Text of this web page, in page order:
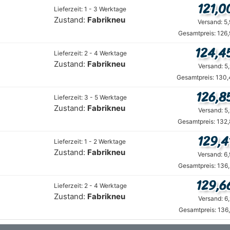
Lieferzeit: 1 - 3 Werktage
Zustand: Fabrikneu
Versand:
Gesamtpreis:
Lieferzeit: 2 - 4 Werktage
Zustand: Fabrikneu
Versand:
Gesamtpreis:
Lieferzeit: 3 - 5 Werktage
Zustand: Fabrikneu
Versand:
Gesamtpreis:
Lieferzeit: 1 - 2 Werktage
Zustand: Fabrikneu
Versand:
Gesamtpreis:
Lieferzeit: 2 - 4 Werktage
Zustand: Fabrikneu
Versand:
Gesamtpreis: